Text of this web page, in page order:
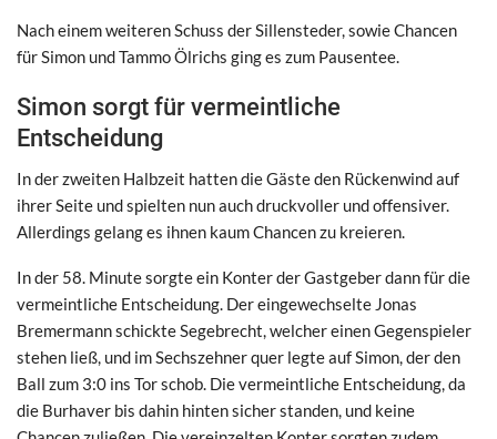
Nach einem weiteren Schuss der Sillensteder, sowie Chancen
für Simon und Tammo Ölrichs ging es zum Pausentee.
Simon sorgt für vermeintliche
Entscheidung
In der zweiten Halbzeit hatten die Gäste den Rückenwind auf
ihrer Seite und spielten nun auch druckvoller und offensiver.
Allerdings gelang es ihnen kaum Chancen zu kreieren.
In der 58. Minute sorgte ein Konter der Gastgeber dann für die
vermeintliche Entscheidung. Der eingewechselte Jonas
Bremermann schickte Segebrecht, welcher einen Gegenspieler
stehen ließ, und im Sechszehner quer legte auf Simon, der den
Ball zum 3:0 ins Tor schob. Die vermeintliche Entscheidung, da
die Burhaver bis dahin hinten sicher standen, und keine